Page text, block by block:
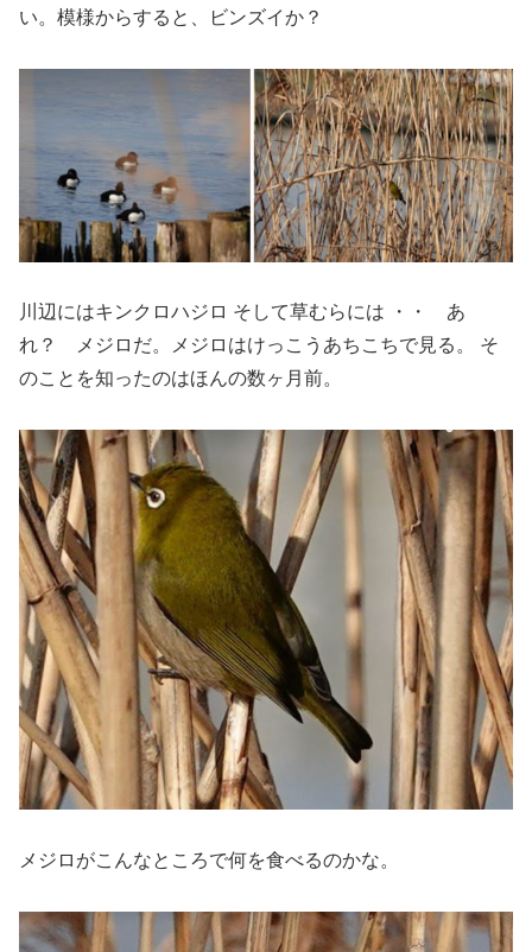
い。模様からすると、ビンズイか？
川辺にはキンクロハジロ そして草むらには ・・ あ
れ？ メジロだ。メジロはけっこうあちこちで見る。 そ
のことを知ったのはほんの数ヶ月前。
メジロがこんなところで何を食べるのかな。